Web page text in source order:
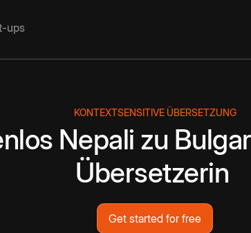
ups
KONTEXTSENSITIVE ÜBERSETZUNG
Nepali zu
Übersetzerin
Get started for free